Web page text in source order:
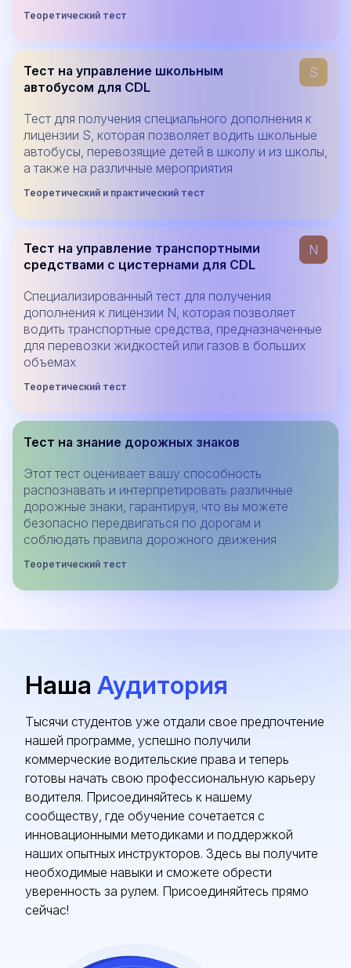
Теоретический тест
Тест на управление школьным
автобусом для CDL
S
Тест для получения специального дополнения к
лицензии S, которая позволяет водить школьные
автобусы, перевозящие детей в школу и из школы,
а также на различные мероприятия
Теоретический и практический тест
Тест на управление транспортными
средствами с цистернами для CDL
N
Специализированный тест для получения
дополнения к лицензии N, которая позволяет
водить транспортные средства, предназначенные
для перевозки жидкостей или газов в больших
объемах
Теоретический тест
Тест на знание дорожных знаков
Этот тест оценивает вашу способность
распознавать и интерпретировать различные
дорожные знаки, гарантируя, что вы можете
безопасно передвигаться по дорогам и
соблюдать правила дорожного движения
Теоретический тест
Наша Аудитория
Тысячи студентов уже отдали свое предпочтение
нашей программе, успешно получили
коммерческие водительские права и теперь
готовы начать свою профессиональную карьеру
водителя. Присоединяйтесь к нашему
сообществу, где обучение сочетается с
инновационными методиками и поддержкой
наших опытных инструкторов. Здесь вы получите
необходимые навыки и сможете обрести
уверенность за рулем. Присоединяйтесь прямо
сейчас!